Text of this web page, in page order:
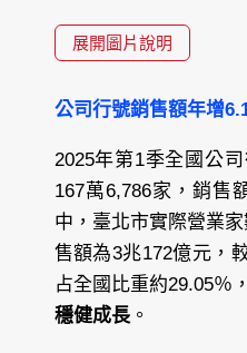
展開圖片說明
公司行號銷售額年增
2025年第1季全國公
167萬6,786家，銷售
中，臺北市實際營業
售額為3兆172億元，
占全國比重約29.05％，
穩健成長。